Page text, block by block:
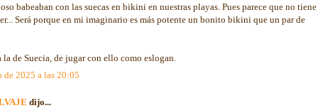
babeaban con las suecas en bikini en nuestras playas. Pues parece que no tiene
Será porque en mi imaginario es más potente un bonito bikini que un par de
la de Suecia, de jugar con ello como eslogan.
de 2025 a las 20:05
dijo...